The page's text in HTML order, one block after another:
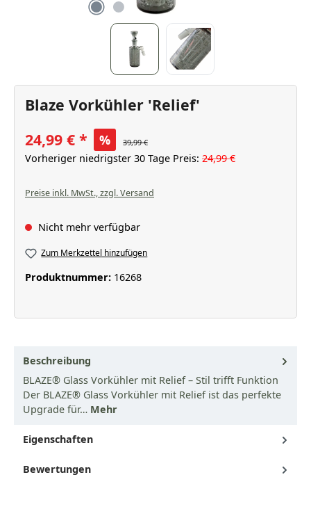
Blaze Vorkühler 'Relief'
24,99 €
% 39,99 €
Vorheriger niedrigster 30 Tage Preis: 24,99 €
Preise inkl. MwSt., zzgl. Versand
Nicht mehr verfügbar
Zum Merkzettel hinzufügen
Produktnummer: 16268
Beschreibung
BLAZE® Glass Vorkühler mit Relief – Stil trifft Funktion
Der BLAZE® Glass Vorkühler mit Relief ist das perfekte
Upgrade für… Mehr
Eigenschaften
Bewertungen